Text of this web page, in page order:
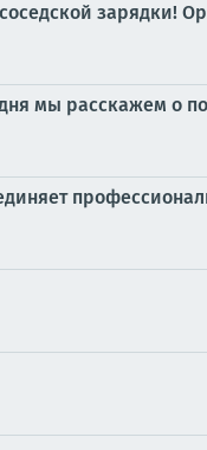
зарядки!
мы расскажем о